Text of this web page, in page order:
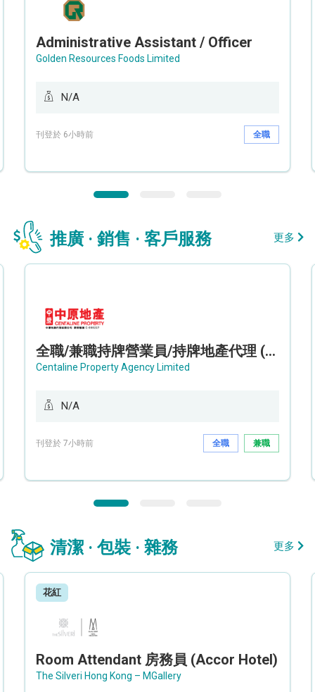
Administrative Assistant / Officer
Golden Resources Foods Limited
N/A
刊登於 6小時前 全職
推廣 · 銷售 · 客戶服務 更多
全職/兼職持牌營業員/持牌地產代理 (長沙灣/將軍澳/油塘)
Centaline Property Agency Limited
N/A
刊登於 7小時前 全職 兼職
清潔 · 包裝 · 雜務 更多
花紅
Room Attendant 房務員 (Accor Hotel)
The Silveri Hong Kong – MGallery